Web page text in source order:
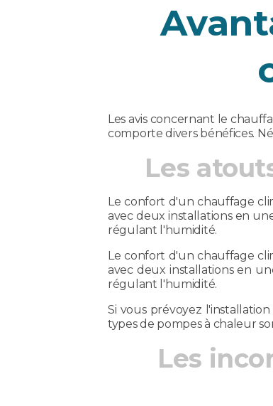
Les avis concernant le
comporte divers bénéfices.
Les
Le confort d'un chauffage
avec deux installations en
régulant l'humidité.
Le confort d'un chauffage
avec deux installations en
régulant l'humidité.
Si vous prévoyez
types de pompes à chaleur
Les